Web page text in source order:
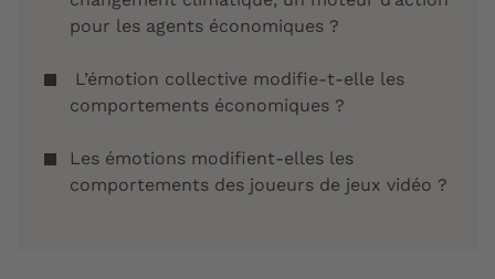
pour les agents économiques ?
L’émotion collective modifie-t-elle les
comportements économiques ?
Les émotions modifient-elles les
comportements des joueurs de jeux vidéo ?